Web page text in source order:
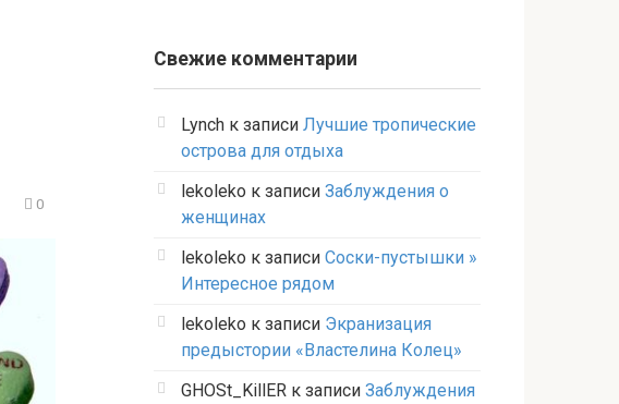
0
Свежие комментарии
Lynch к записи Лучшие тропические
острова для отдыха
lekoleko к записи Заблуждения о
женщинах
lekoleko к записи Соски-пустышки »
Интересное рядом
lekoleko к записи Экранизация
предыстории «Властелина Колец»
GHOSt_KillER к записи Заблуждения